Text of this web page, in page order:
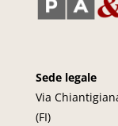
Sede legale
Via
(FI)